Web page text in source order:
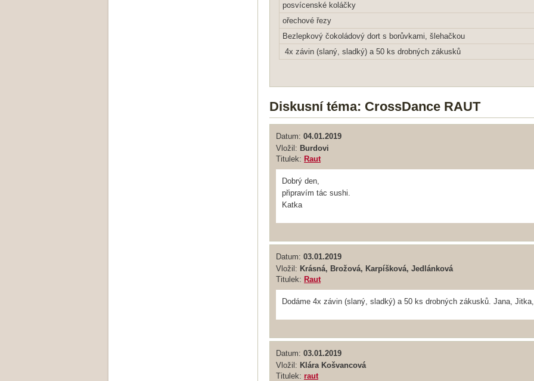
posvícenské koláčky
ořechové řezy
Bezlepkový čokoládový dort s borůvkami, šlehačkou
4x závin (slaný, sladký) a 50 ks drobných zákusků
Diskusní téma: CrossDance RAUT
Datum: 04.01.2019
Vložil: Burdovi
Titulek: Raut
Dobrý den,
připravím tác sushi.
Katka
Datum: 03.01.2019
Vložil: Krásná, Brožová, Karpíšková, Jedlánková
Titulek: Raut
Dodáme 4x závin (slaný, sladký) a 50 ks drobných zákusků. Jana,
Datum: 03.01.2019
Vložil: Klára Košvancová
Titulek: raut